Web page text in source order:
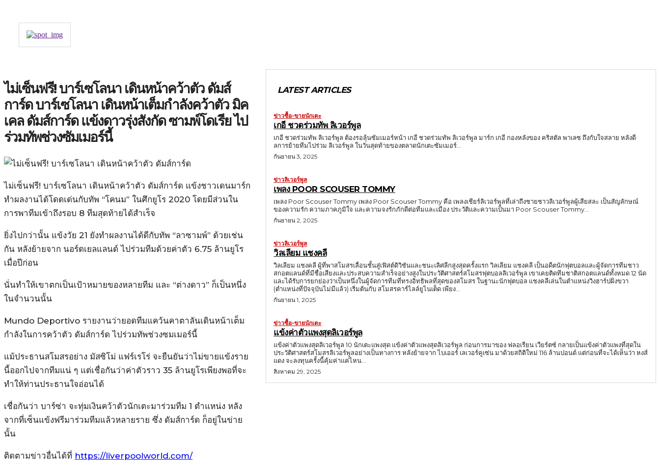
ไม่เซ็นฟรี! บาร์เซโลนา เดินหน้าคว้าตัว ดัมส์
การ์ด บาร์เซโลนา เดินหน้าเต็มกำลังคว้าตัว มิค
เคล ดัมส์การ์ด แข้งดาวรุ่งสังกัด ซามพ์โดเรีย ไป
ร่วมทัพช่วงซัมเมอร์นี้
ไม่เซ็นฟรี! บาร์เซโลนา เดินหน้าคว้าตัว ดัมส์การ์ด แข้งชาวเดนมาร์ก
ทำผลงานได้โดดเด่นกับทัพ “โคนม” ในศึกยูโร 2020 โดยมีส่วนใน
การพาทีมเข้าถึงรอบ 8 ทีมสุดท้ายได้สำเร็จ
ยิ่งไปกว่านั้น แข้งวัย 21 ยังทำผลงานได้ดีกับทัพ “ลาซามพ์” ด้วยเช่น
กัน หลังย้ายจาก นอร์ดเยลแลนด์ ไปร่วมทีมด้วยค่าตัว 6.75 ล้านยูโร
เมื่อปีก่อน
นั่นทำให้เขาตกเป็นเป้าหมายของหลายทีม และ “ต่างดาว” ก็เป็นหนึ่ง
ในจำนวนนั้น
Mundo Deportivo รายงานว่ายอดทีมแคว้นคาตาลันเดินหน้าเต็ม
กำลังในการคว้าตัว ดัมส์การ์ด ไปร่วมทัพช่วงซมเมอร์นี้
แม้ประธานสโมสรอย่าง มัสซิโม่ แฟร์เรโร่ จะยืนยันว่าไม่ขายแข้งราย
นี้ออกไปจากทีมแน่ ๆ แต่เชื่อกันว่าค่าตัวราว 35 ล้านยูโรเพียงพอที่จะ
ทำให้ท่านประธานใจอ่อนได้
เชื่อกันว่า บาร์ซ่า จะทุ่มเงินคว้าตัวนักเตะมาร่วมทีม 1 ตำแหน่ง หลัง
จากที่เซ็นแข้งฟรีมาร่วมทีมแล้วหลายราย ซึ่ง ดัมส์การ์ด ก็อยู่ในข่าย
นั้น
ติดตามข่าวอื่นได้ที่ https://liverpoolworld.com/
LATEST ARTICLES
ข่าวซื้อ-ขายนักเตะ
เกอี ชวดร่วมทัพ ลิเวอร์พูล
เกอี ชวดร่วมทัพ ลิเวอร์พูล ต้องรอลุ้นซัมเมอร์หน้า เกอี ชวดร่วมทัพ ลิเวอร์พูล มาร์ก เกอี กองหลังของ คริสตัล พาเลซ ถึงกับใจสลาย หลังดี
ลการย้ายทีมไปร่วม ลิเวอร์พูล ในวันสุดท้ายของตลาดนักเตะซัมเมอร์...
กันยายน 3, 2025
ข่าวลิเวอร์พูล
เพลง POOR SCOUSER TOMMY
เพลง Poor Scouser Tommy เพลง Poor Scouser Tommy คือ เพลงเชียร์ลิเวอร์พูลที่เล่าถึงชายชาวลิเวอร์พูลผู้เสียสละ เป็นสัญลักษณ์
ของความรัก ความภาคภูมิใจ และความจงรักภักดีต่อทีมและเมือง ประวัติและความเป็นมา Poor Scouser Tommy...
กันยายน 2, 2025
ข่าวลิเวอร์พูล
วิลเลียม แชงคลี
วิลเลียม แชงคลี ผู้ที่พาสโมสรเลื่อนชั้นสู่เฟิสต์ดิวิชันและชนะเลิศลีกสูงสุดครั้งแรก วิลเลียม แชงคลี เป็นอดีตนักฟุตบอลและผู้จัดการทีมชาว
สกอตแลนด์ที่มีชื่อเสียงและประสบความสำเร็จอย่างสูงในประวัติศาสตร์สโมสรฟุตบอลลิเวอร์พูล เขาเคยติดทีมชาติสกอตแลนด์ทั้งหมด 12 นัด
และได้รับการยกย่องว่าเป็นหนึ่งในผู้จัดการทีมที่ทรงอิทธิพลที่สุดของสโมสร ในฐานะนักฟุตบอล แชงคลีเล่นในตำแหน่งวิงฮาร์ปฝั่งขวา
(ตำแหน่งที่ปัจจุบันไม่มีแล้ว) เริ่มต้นกับ สโมสรคาร์ไลล์ยูไนเต็ด เพียง...
กันยายน 1, 2025
ข่าวซื้อ-ขายนักเตะ
แข้งค่าตัวแพงสุดลิเวอร์พูล
แข้งค่าตัวแพงสุดลิเวอร์พูล 10 นักเตะแพงสุด แข้งค่าตัวแพงสุดลิเวอร์พูล ก่อนการมาของ ฟลอเรียน เวียร์ตซ์ กลายเป็นแข้งค่าตัวแพงที่สุดใน
ประวัติศาสตร์สโมสรลิเวอร์พูลอย่างเป็นทางการ หลังย้ายจาก ไบเออร์ เลเวอร์คูเซ่น มาด้วยสถิติใหม่ 116 ล้านปอนด์ แต่ก่อนที่จะได้เห็นว่า หงส์
แดง จะลงทุนครั้งนี้คุ้มค่าแค่ไหน...
สิงหาคม 29, 2025